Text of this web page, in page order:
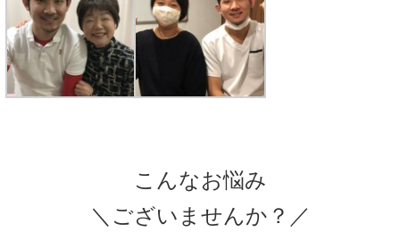
こんなお悩み
＼ございませんか？／